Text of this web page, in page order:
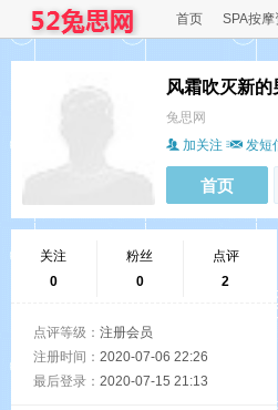
首页 SPA按摩
风霜吹灭新
兔思网
加关注
发短
首页
关注
0
粉丝
0
点评
2
点评等级： 注册会员
注册时间： 2020-07-06 22:26
最后登录： 2020-07-15 21:13